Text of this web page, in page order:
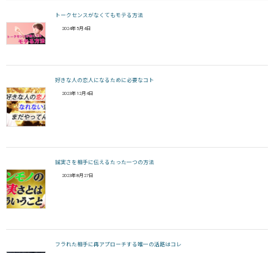
トークセンスがなくてもモテる方法
2024年5月4日
好きな人の恋人になるために必要なコト
2023年12月4日
誠実さを相手に伝えるたった一つの方法
2023年8月27日
フラれた相手に再アプローチする唯一の活路はコレ